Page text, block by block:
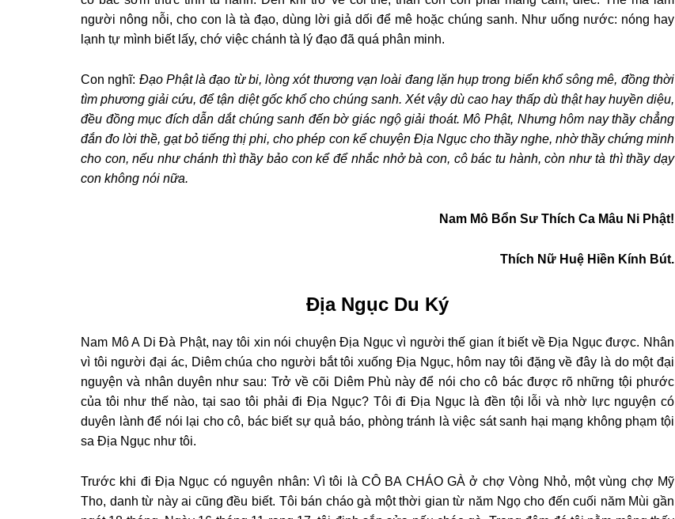
người nông nỗi, cho con là tà đạo, dùng lời giả dối để mê hoặc chúng sanh. Như uống nước: nóng hay
lạnh tự mình biết lấy, chớ việc chánh tà lý đạo đã quá phân minh.
Con nghĩ: Ðạo Phật là đạo từ bi, lòng xót thương vạn loài đang lặn hụp trong biển khổ sông mê, đồng thời
tìm phương giải cứu, để tận diệt gốc khổ cho chúng sanh. Xét vậy dù cao hay thấp dù thật hay huyền diệu,
đều đồng mục đích dẫn dắt chúng sanh đến bờ giác ngộ giải thoát. Mô Phật, Nhưng hôm nay thầy chẳng
đắn đo lời thề, gạt bỏ tiếng thị phi, cho phép con kể chuyện Ðịa Ngục cho thầy nghe, nhờ thầy chứng minh
cho con, nếu như chánh thì thầy bảo con kể để nhắc nhở bà con, cô bác tu hành, còn như tà thì thầy dạy
con không nói nữa.
Nam Mô Bổn Sư Thích Ca Mâu Ni Phật!
Thích Nữ Huệ Hiền Kính Bút.
Địa Ngục Du Ký
Nam Mô A Di Ðà Phật, nay tôi xin nói chuyện Ðịa Ngục vì người thế gian ít biết về Ðịa Ngục được. Nhân
vì tôi người đại ác, Diêm chúa cho người bắt tôi xuống Ðịa Ngục, hôm nay tôi đặng về đây là do một đại
nguyện và nhân duyên như sau: Trở về cõi Diêm Phù này để nói cho cô bác được rõ những tội phước
của tôi như thế nào, tại sao tôi phải đi Ðịa Ngục? Tôi đi Ðịa Ngục là đền tội lỗi và nhờ lực nguyện có
duyên lành để nói lại cho cô, bác biết sự quả báo, phòng tránh là việc sát sanh hại mạng không phạm tội
sa Ðịa Ngục như tôi.
Trước khi đi Ðịa Ngục có nguyên nhân: Vì tôi là CÔ BA CHÁO GÀ ở chợ Vòng Nhỏ, một vùng chợ Mỹ
Tho, danh từ này ai cũng đều biết. Tôi bán cháo gà một thời gian từ năm Ngọ cho đến cuối năm Mùi gần